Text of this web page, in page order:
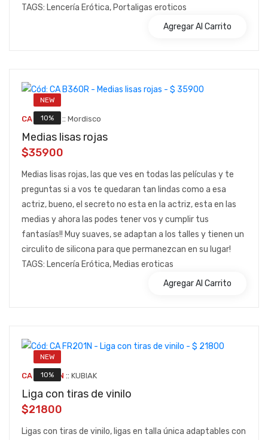
TAGS: Lencería Erótica, Portaligas eroticos
Agregar Al Carrito
NEW
10%
CA B360R :: Mordisco
Medias lisas rojas
$35900
Medias lisas rojas, las que ves en todas las películas y te
preguntas si a vos te quedaran tan lindas como a esa
actriz, bueno, el secreto no esta en la actriz, esta en las
medias y ahora las podes tener vos y cumplir tus
fantasías!! Muy suaves, se adaptan a los talles y tienen un
circulito de silicona para que permanezcan en su lugar!
TAGS: Lencería Erótica, Medias eroticas
Agregar Al Carrito
NEW
10%
CA FR201N :: KUBIAK
Liga con tiras de vinilo
$21800
Ligas con tiras de vinilo, ligas en talla única adaptables con